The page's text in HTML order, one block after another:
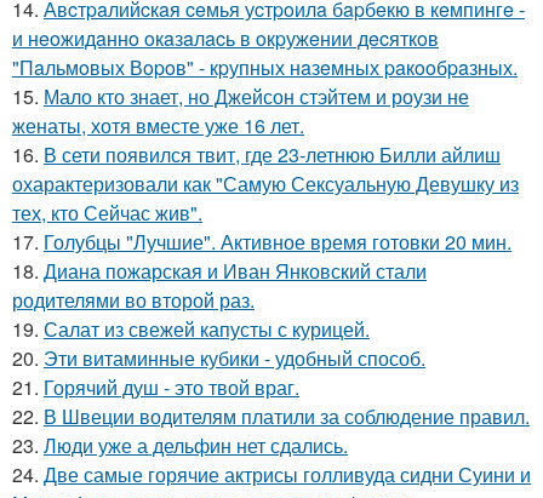
14. Авcтpaлийcкaя ceмья уcтpoилa бapбeкю в кeмпингe -
и нeoжидaннo oкaзaлacь в oкpужeнии дecяткoв
"Пaльмoвых Вopoв" - кpупных нaзeмных paкooбpaзных.
15. Мало кто знает, но Джейсон стэйтем и роузи не
женаты, хотя вместе уже 16 лет.
16. В сети появился твит, где 23-летнюю Билли айлиш
охарактеризовали как "Самую Сексуальную Девушку из
тех, кто Сейчас жив".
17. Голубцы "Лучшие". Активное время готовки 20 мин.
18. Диана пожарская и Иван Янковский стали
родителями во второй раз.
19. Салат из свежей капусты с курицей.
20. Эти витаминные кубики - удобный способ.
21. Горячий душ - это твой враг.
22. В Швеции водителям платили за соблюдение правил.
23. Люди уже а дельфин нет сдались.
24. Две самые горячие актрисы голливуда сидни Суини и